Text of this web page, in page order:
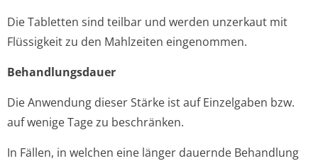
Die Tabletten sind teilbar und werden unzerkaut mit
Flüssigkeit zu den Mahlzeiten eingenommen.
Behandlungsdauer
Die Anwendung dieser Stärke ist auf Einzelgaben bzw.
auf wenige Tage zu beschränken.
In Fällen, in welchen eine länger dauernde Behandlung